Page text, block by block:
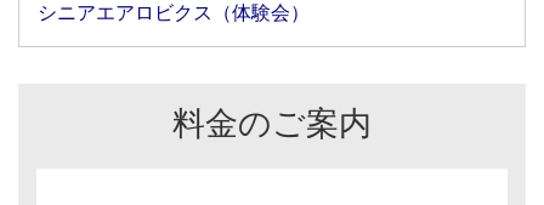
シニアエアロビクス（体験会）
料金のご案内